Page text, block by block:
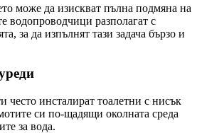
може да изискват пълна подмяна на
водопроводчици разполагат с
за да изпълнят тази задача бързо и
често инсталират тоалетни с нисък
си по-щадящи околната среда
за вода.